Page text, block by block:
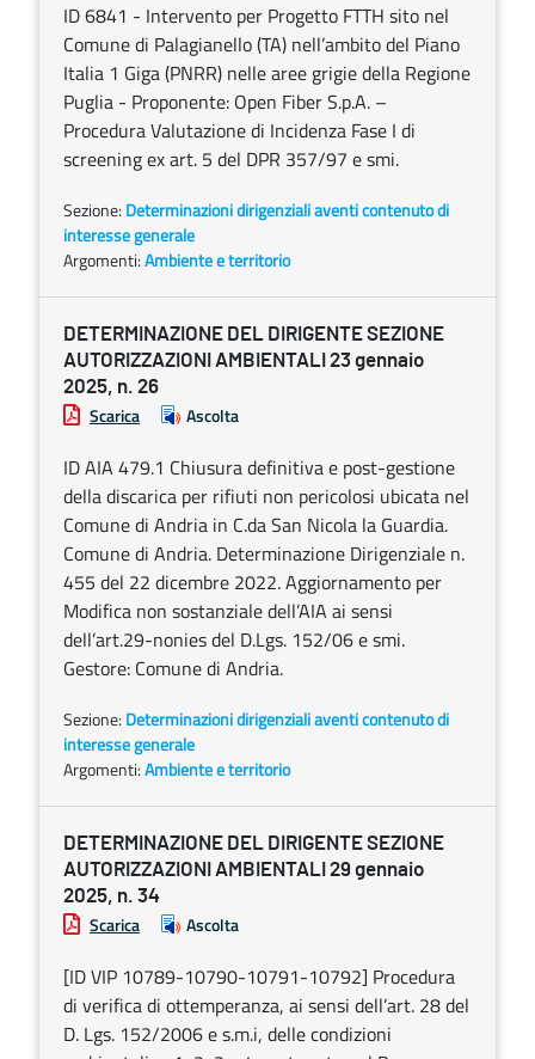
ID 6841 - Intervento per Progetto FTTH sito nel
Comune di Palagianello (TA) nell’ambito del Piano
Italia 1 Giga (PNRR) nelle aree grigie della Regione
Puglia - Proponente: Open Fiber S.p.A. –
Procedura Valutazione di Incidenza Fase I di
screening ex art. 5 del DPR 357/97 e smi.
Sezione: Determinazioni dirigenziali aventi contenuto di
interesse generale
Argomenti:Ambiente e territorio
DETERMINAZIONE DEL DIRIGENTE SEZIONE
AUTORIZZAZIONI AMBIENTALI 23 gennaio
2025, n. 26
Scarica Ascolta
ID AIA 479.1 Chiusura definitiva e post-gestione
della discarica per rifiuti non pericolosi ubicata nel
Comune di Andria in C.da San Nicola la Guardia.
Comune di Andria. Determinazione Dirigenziale n.
455 del 22 dicembre 2022. Aggiornamento per
Modifica non sostanziale dell’AIA ai sensi
dell’art.29-nonies del D.Lgs. 152/06 e smi.
Gestore: Comune di Andria.
Sezione: Determinazioni dirigenziali aventi contenuto di
interesse generale
Argomenti:Ambiente e territorio
DETERMINAZIONE DEL DIRIGENTE SEZIONE
AUTORIZZAZIONI AMBIENTALI 29 gennaio
2025, n. 34
Scarica Ascolta
[ID VIP 10789-10790-10791-10792] Procedura
di verifica di ottemperanza, ai sensi dell’art. 28 del
D. Lgs. 152/2006 e s.m.i, delle condizioni